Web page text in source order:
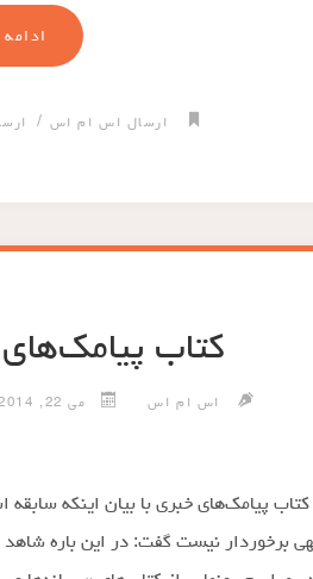
ارسال اس ام اس /
کتاب
اس ام اس می 22, 2014
کتاب پیامک‌های خبری با بیان اینکه
برخوردار نیست گفت: در این باره